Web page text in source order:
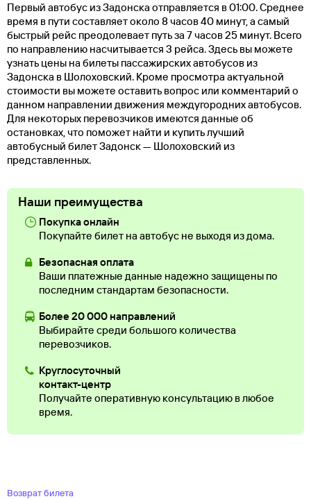
Первый автобус из Задонска отправляется в 01:00. Среднее
время в пути составляет около 8 часов 40 минут, а самый
быстрый рейс преодолевает путь за 7 часов 25 минут. Всего
по направлению насчитывается 3 рейса. Здесь вы можете
узнать цены на билеты пассажирских автобусов из
Задонска в Шолоховский. Кроме просмотра актуальной
стоимости вы можете оставить вопрос или комментарий о
данном направлении движения междугородних автобусов.
Для некоторых перевозчиков имеются данные об
остановках, что поможет найти и купить лучший
автобусный билет Задонск — Шолоховский из
представленных.
Наши преимущества
Покупка онлайн
Покупайте билет на автобус не выходя из дома.
Безопасная оплата
Ваши платежные данные надежно защищены по
последним стандартам безопасности.
Более 20 000 направлений
Выбирайте среди большого количества
перевозчиков.
Круглосуточный
контакт-центр
Получайте оперативную консультацию в любое
время.
Возврат билета